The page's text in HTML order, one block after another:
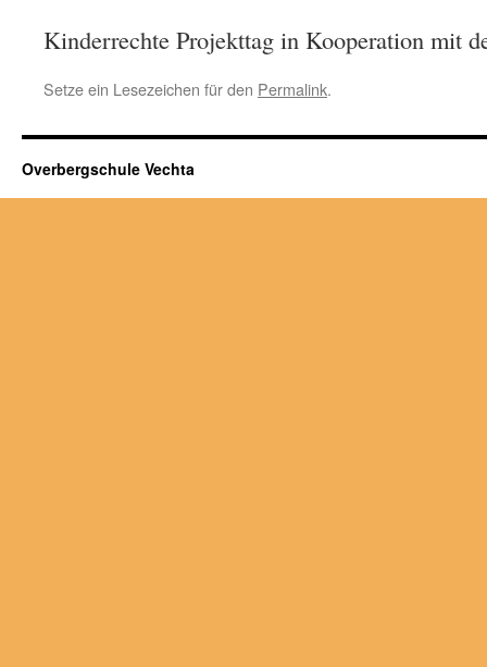
Kinderrechte Projekttag in Kooperation mit
Setze ein Lesezeichen für den Permalink.
Overbergschule Vechta